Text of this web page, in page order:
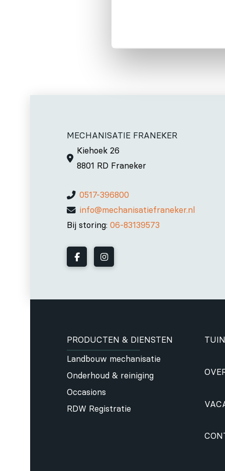
MECHANISATIE FRANEKER
Kiehoek 26
8801 RD Franeker
0517-396800
info@mechanisatiefraneker.nl
Bij storing:06-83139573
PRODUCTEN & DIENSTEN
Landbouw mechanisatie
Onderhoud & reiniging
Occasions
RDW Registratie